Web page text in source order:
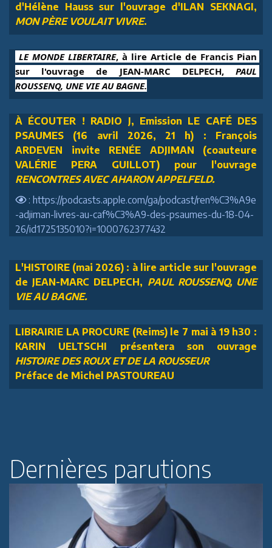
d'Hélène Hauss sur l'ouvrage d'ILAN SEKNAGI,
MON PÈRE VOULAIT VIVRE.
LE MONDE LIBERTAIRE, à lire Article de Francis Pian
sur l'ouvrage de JEAN-MARC DELPECH, PAUL
ROUSSENQ, UNE VIE AU BAGNE.
À ÉCOUTER ! RADIO J, Emission LE CAFÉ DES
PSAUMES (16 avril 2026, 21 h) : François
ARDEVEN invite RENÉE ADJIMAN (coauteure
VALÉRIE PERA GUILLOT) pour l'ouvrage
RENCONTRES AVEC AHARON APPELFELD.
: https://podcasts.apple.com/ga/podcast/ren%C3%A9e
-adjiman-livres-au-caf%C3%A9-des-psaumes-du-18-04-
26/id1725135010?i=1000762377432
L'HISTOIRE (mai 2026) : à lire article sur l'ouvrage
de JEAN-MARC DELPECH, PAUL ROUSSENQ, UNE
VIE AU BAGNE.
LIBRAIRIE LA PROCURE (Reims) le 7 mai à 19 h30 :
KARIN UELTSCHI présentera son ouvrage
HISTOIRE DES ROUX ET DE LA ROUSSEUR
Préface de Michel PASTOUREAU
Dernières parutions